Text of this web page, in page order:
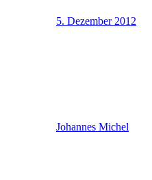
5. Dezember 2012
Johannes Michel